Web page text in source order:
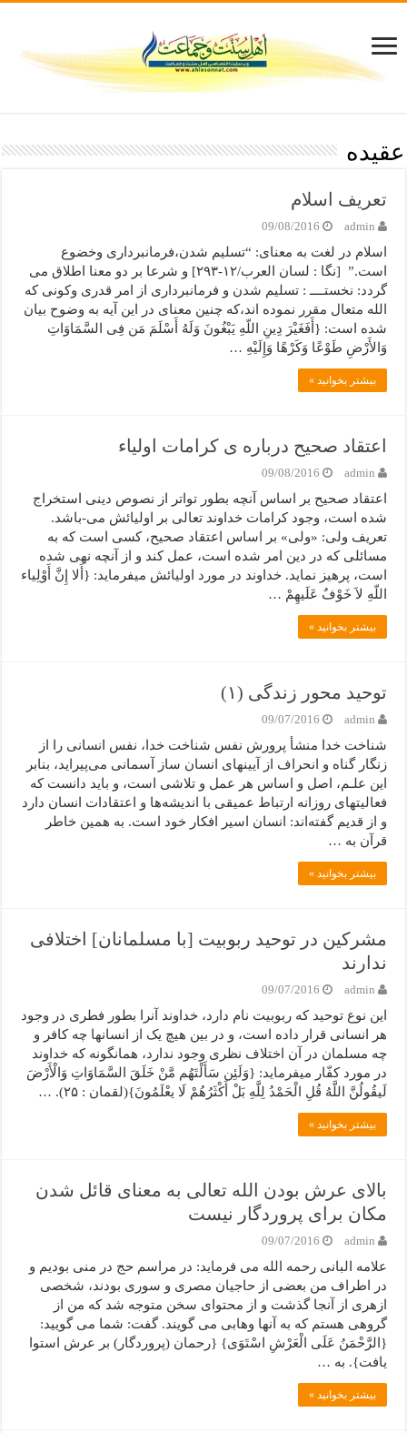
عقيده
تعریف اسلام
admin
09/08/2016
اسلام در لغت به معنای: “تسلیم شدن،فرمانبرداری وخضوع
است.” [نگا : لسان العرب/۱۲-۲۹۳] و شرعا بر دو معنا اطلاق می
گردد: نخستــــ : تسلیم شدن و فرمانبرداری از امر قدری وکونی که
الله متعال مقرر نموده اند،که چنین معنای در این آیه به وضوح بیان
شده است: {أَفَغَیْرَ دِینِ اللّهِ یَبْغُونَ وَلَهُ أَسْلَمَ مَن فِی السَّمَاوَاتِ
وَالأَرْضِ طَوْعًا وَکَرْهًا وَإِلَیْهِ …
بیشتر بخوانید »
اعتقاد صحیح درباره ی کرامات اولیاء
admin
09/08/2016
اعتقاد صحیح بر اساس آنچه بطور تواتر از نصوص دینی استخراج
شده است، وجود کرامات خداوند تعالی بر اولیائش می-باشد.
تعریف ولی: «ولی» بر اساس اعتقاد صحیح، کسی است که به
مسائلی که در دین امر شده است، عمل کند و از آنچه نهی شده
است، پرهیز نماید. خداوند در مورد اولیائش میفرماید: {أَلا إِنَّ أَوْلِیاء
اللّهِ لاَ خَوْفٌ عَلَیهِمْ …
بیشتر بخوانید »
توحید محور زندگی (۱)
admin
09/07/2016
شناخت خدا منشأ پرورش نفس شناخت خدا، نفس انسانی را از
زنگار گناه و انحراف از آیینهای انسان ساز آسمانی می‌پیراید، بنابر
این علـم، اصل و اساس هر عمل و تلاشی است، و باید دانست که‌
فعالیتهای روزانه‌ ارتباط عمیقی با اندیشه‌ها و اعتقادات انسان دارد
و از قدیم گفته‌اند: انسان اسیر افکار خود است. به همین خاطر
قرآن به‌ …
بیشتر بخوانید »
مشرکین در توحید ربوبیت [با مسلمانان] اختلافی
ندارند
admin
09/07/2016
این نوع توحید که ربوبیت نام دارد، خداوند آنرا بطور فطری در وجود
هر انسانی قرار داده است، و در بین هیچ یک از انسانها چه کافر و
چه مسلمان در آن اختلاف نظری وجود ندارد، همانگونه که خداوند
در مورد کفّار میفرماید: {وَلَئِن سَأَلْتَهُم مَّنْ خَلَقَ السَّمَاوَاتِ وَالْأَرْضَ
لَیقُولُنَّ اللَّهُ قُلِ الْحَمْدُ لِلَّهِ بَلْ أَکْثَرُهُمْ لَا یعْلَمُونَ}(لقمان : ۲۵). …
بیشتر بخوانید »
بالای عرش بودن الله تعالی به معنای قائل شدن
مکان برای پروردگار نیست
admin
09/07/2016
علامه البانی رحمه الله می فرماید: در مراسم حج در منی بودیم و
در اطراف من بعضی از حاجیان مصری و سوری بودند، شخصی
ازهری از آنجا گذشت و از محتوای سخن متوجه شد که من از
گروهی هستم که به آنها وهابی می گویند. گفت: شما می گویید:
{الرَّحْمَنُ عَلَى الْعَرْشِ اسْتَوَى} {رحمان (پروردگار) بر عرش استوا
یافت}. به …
بیشتر بخوانید »